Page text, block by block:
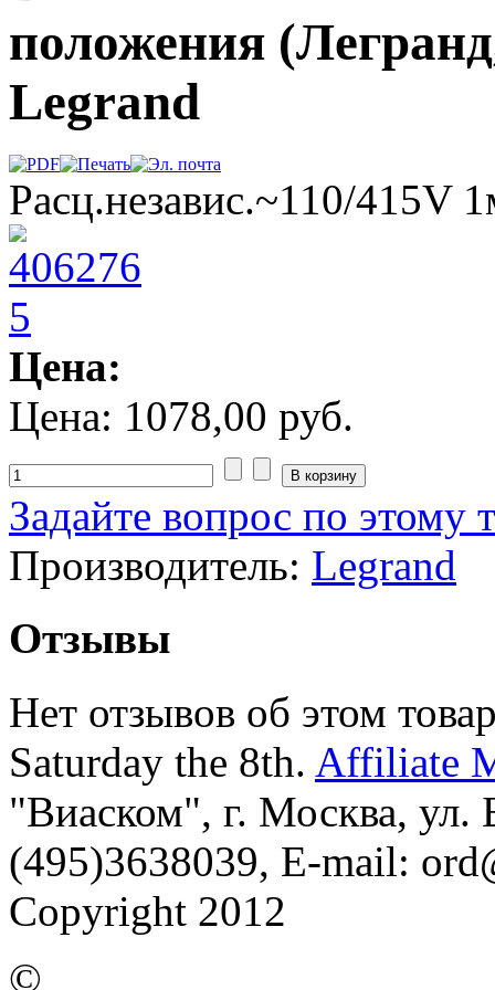
положения
Legrand
Расц.независ.~110/415V
Цена:
Цена: 1078,00 руб.
Задайте вопрос по этому
Производитель: Legrand
Отзывы
Нет отзывов об этом
Saturday the 8th. Affiliate
"Виаском", г. Москва, ул.
(495)3638039, E-mail:
Copyright 2012
©